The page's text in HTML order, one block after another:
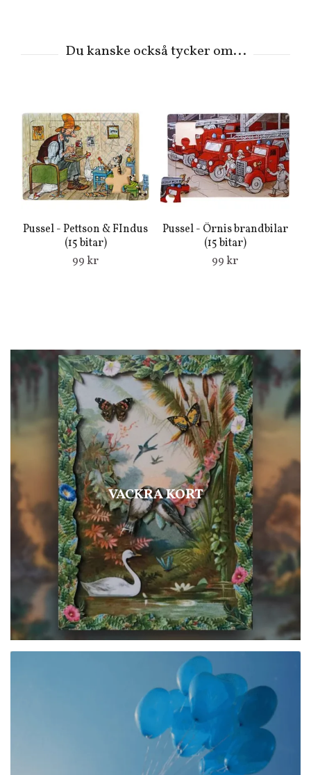
VACKRA KORT
Pussel - Pettson & FIndus
(15 bitar)
99 kr
Pussel - Örnis brandbilar
(15 bitar)
99 kr